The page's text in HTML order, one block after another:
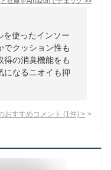
を使ったインソー
でクッション性も
得の消臭機能をも
になるニオイも抑
おすすめコメント (1 件) >